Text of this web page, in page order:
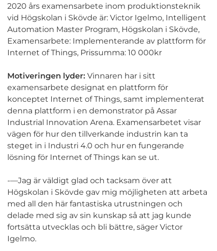
2020 års examensarbete inom produktionsteknik
vid Högskolan i Skövde är: Victor Igelmo, Intelligent
Automation Master Program, Högskolan i Skövde,
Examensarbete: Implementerande av plattform för
Internet of Things, Prissumma: 10 000kr
Motiveringen lyder: Vinnaren har i sitt
examensarbete designat en plattform för
konceptet Internet of Things, samt implementerat
denna plattform i en demonstrator på Assar
Industrial Innovation Arena. Examensarbetet visar
vägen för hur den tillverkande industrin kan ta
steget in i Industri 4.0 och hur en fungerande
lösning för Internet of Things kan se ut.
-—Jag är väldigt glad och tacksam över att
Högskolan i Skövde gav mig möjligheten att arbeta
med all den här fantastiska utrustningen och
delade med sig av sin kunskap så att jag kunde
fortsätta utvecklas och bli bättre, säger Victor
Igelmo.